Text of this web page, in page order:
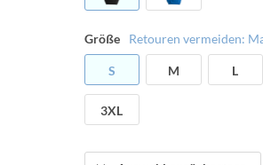
Größe Retouren vermeiden:
S M L
3XL